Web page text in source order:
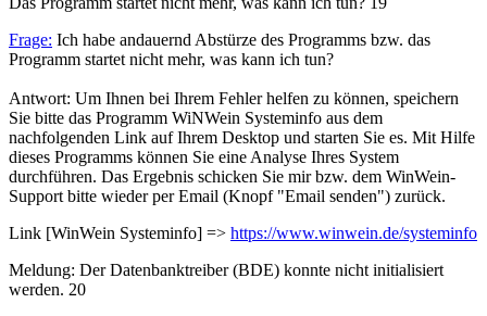
Frage: Ich habe andauernd Abstürze des Programms bzw. das
Programm startet nicht mehr, was kann ich tun?
Antwort: Um Ihnen bei Ihrem Fehler helfen zu können, speichern
Sie bitte das Programm WiNWein Systeminfo aus dem
nachfolgenden Link auf Ihrem Desktop und starten Sie es. Mit Hilfe
dieses Programms können Sie eine Analyse Ihres System
durchführen. Das Ergebnis schicken Sie mir bzw. dem WinWein-
Support bitte wieder per Email (Knopf "Email senden") zurück.
Link [WinWein Systeminfo] => https://www.winwein.de/systeminfo
Meldung: Der Datenbanktreiber (BDE) konnte nicht initialisiert
werden. 20